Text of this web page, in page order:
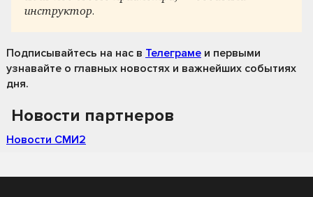
инструктор.
Подписывайтесь на нас в Телеграме и первыми
узнавайте о главных новостях и важнейших событиях
дня.
Новости партнеров
Новости СМИ2